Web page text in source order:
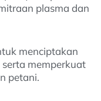
plasma dan
menciptakan
memperkuat
petani.